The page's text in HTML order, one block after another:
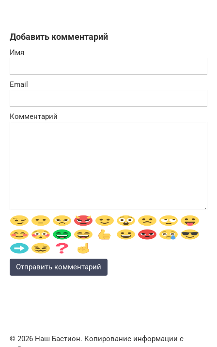
Добавить комментарий
Имя
Email
Комментарий
© 2026 Наш Бастион. Копирование информации с